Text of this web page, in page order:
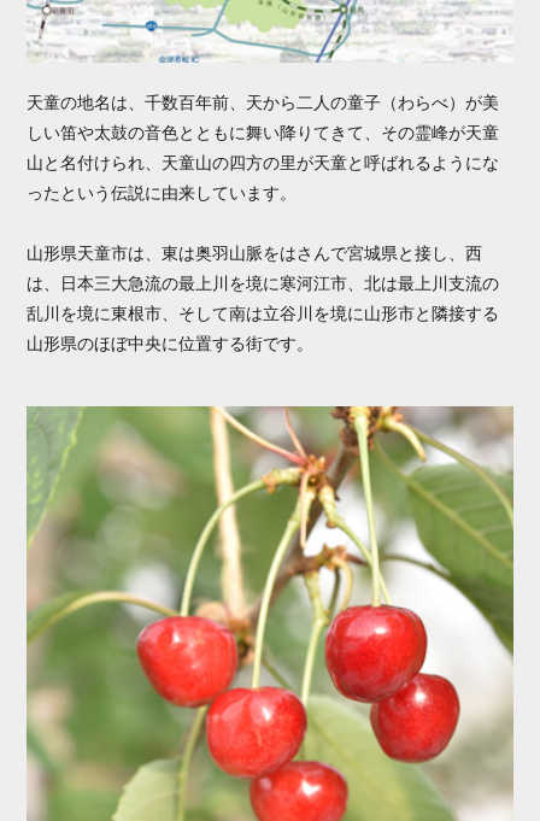
天童の地名は、千数百年前、天から二人の童子（わらべ）が美
しい笛や太鼓の音色とともに舞い降りてきて、その霊峰が天童
山と名付けられ、天童山の四方の里が天童と呼ばれるようにな
ったという伝説に由来しています。
山形県天童市は、東は奥羽山脈をはさんで宮城県と接し、西
は、日本三大急流の最上川を境に寒河江市、北は最上川支流の
乱川を境に東根市、そして南は立谷川を境に山形市と隣接する
山形県のほぼ中央に位置する街です。